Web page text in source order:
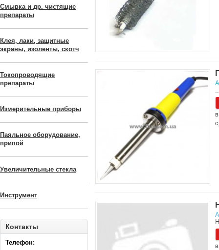
Смывка и др. чистящие
препараты
Клея, лаки, защитные
экраны, изоленты, скотч
Токопроводящие
препараты
Измерительные приборы
Паяльное оборудование,
припой
Увеличительные стекла
Инструмент
Контакты
Телефон:
..